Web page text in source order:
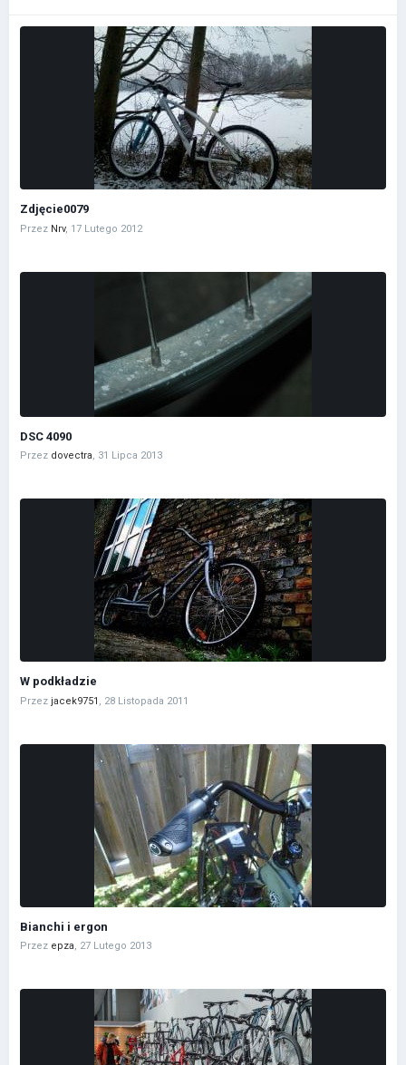
Zdjęcie0079
Przez Nrv, 17 Lutego 2012
DSC 4090
Przez dovectra, 31 Lipca 2013
W podkładzie
Przez jacek9751 , 28 Listopada 2011
Bianchi i ergon
Przez epza, 27 Lutego 2013